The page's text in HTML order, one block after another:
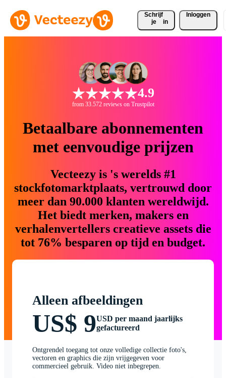
Schrijf
je
in
Inloggen
4.9
from 33.572 reviews on Trustpilot
Betaalbare abonnementen
met eenvoudige prijzen
Vecteezy is 's werelds #1
stockfotomarktplaats, vertrouwd door
meer dan 90.000 klanten wereldwijd.
Het biedt merken, makers en
verhalenvertellers creatieve assets die
tot 76% besparen op tijd en budget.
Alleen afbeeldingen
US$ 9USD per maand jaarlijks
gefactureerd
Ontgrendel toegang tot onze volledige collectie foto's,
vectoren en graphics die zijn vrijgegeven voor
commercieel gebruik. Video niet inbegrepen.